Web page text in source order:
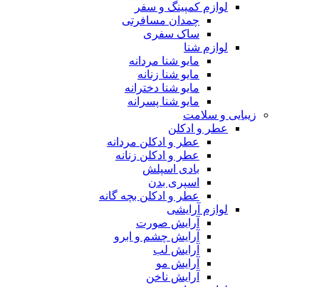
لوازم کمپینگ و سفر
چمدان مسافرتی
ساک سفری
لوازم شنا
مایو شنا مردانه
مایو شنا زنانه
مایو شنا دخترانه
مایو شنا پسرانه
زیبایی و سلامت
عطر و ادکلن
عطر و ادکلن مردانه
عطر و ادکلن زنانه
بادی اسپلش
اسپری بدن
عطر و ادکلن بچه گانه
لوازم آرایشی
آرایش صورت
آرایش چشم و ابرو
آرایش لب
آرایش مو
آرایش ناخن